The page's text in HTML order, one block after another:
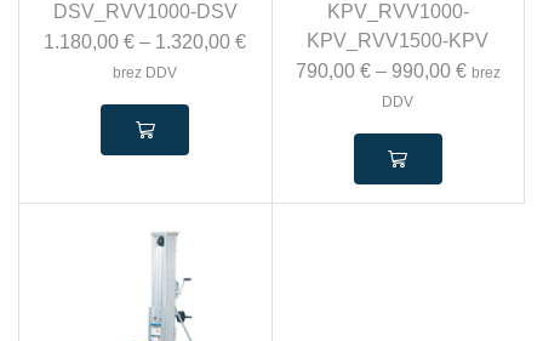
DSV_RVV1000-DSV
1.180,00€ – 1.320,00€
brez DDV
KPV_RVV1000-
KPV_RVV1500-KPV
790,00 € – 990,00 € brez
DDV